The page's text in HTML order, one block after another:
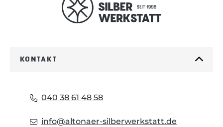
KONTAKT
040 38 61 48 58
info@altonaer-silberwerkstatt.de